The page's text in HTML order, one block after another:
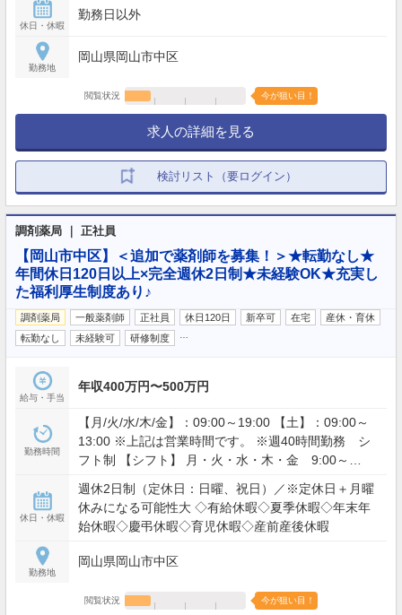
休日・休暇
勤務日以外
勤務地
岡山県岡山市中区
閲覧状況 今が狙い目！
求人の詳細を見る
検討リスト（要ログイン）
調剤薬局 ｜ 正社員
【岡山市中区】＜追加で薬剤師を募集！＞★転勤なし★
年間休日120日以上×完全週休2日制★未経験OK★充実し
た福利厚生制度あり♪
調剤薬局 一般薬剤師 正社員 休日120日 新卒可 在宅
産休・育休
転勤なし
未経験可 研修制度
給与・手当
年収400万円〜500万円
勤務時間
【月/火/水/木/金】：09:00～19:00 【土】：09:00～
13:00 ※上記は営業時間です。 ※週40時間勤務 シ
フト制 【シフト】 月・火・水・木・金 9:00～
18:00（休憩1時間） 月・火・水・木・金 10:00～
19:00（休憩1時間） 土 9:00～13:00
休日・休暇
週休2日制（定休日：日曜、祝日）／※定休日＋月曜
休みになる可能性大 ◇有給休暇◇夏季休暇◇年末年
始休暇◇慶弔休暇◇育児休暇◇産前産後休暇
勤務地
岡山県岡山市中区
閲覧状況 今が狙い目！